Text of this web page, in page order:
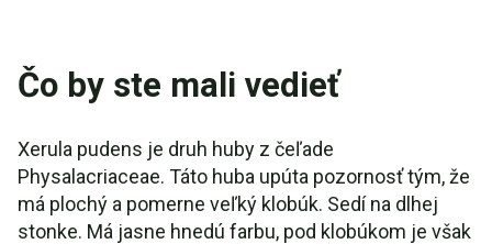
Čo by ste mali vedieť
Xerula pudens je druh huby z čeľade
Physalacriaceae. Táto huba upúta pozornosť tým, že
má plochý a pomerne veľký klobúk. Sedí na dlhej
stonke. Má jasne hnedú farbu, pod klobúkom je však